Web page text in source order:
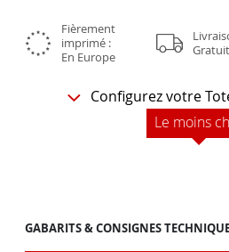
Fièrement
imprimé :
En Europe
Configurez votre
Le moins
GABARITS & CONSIGNES